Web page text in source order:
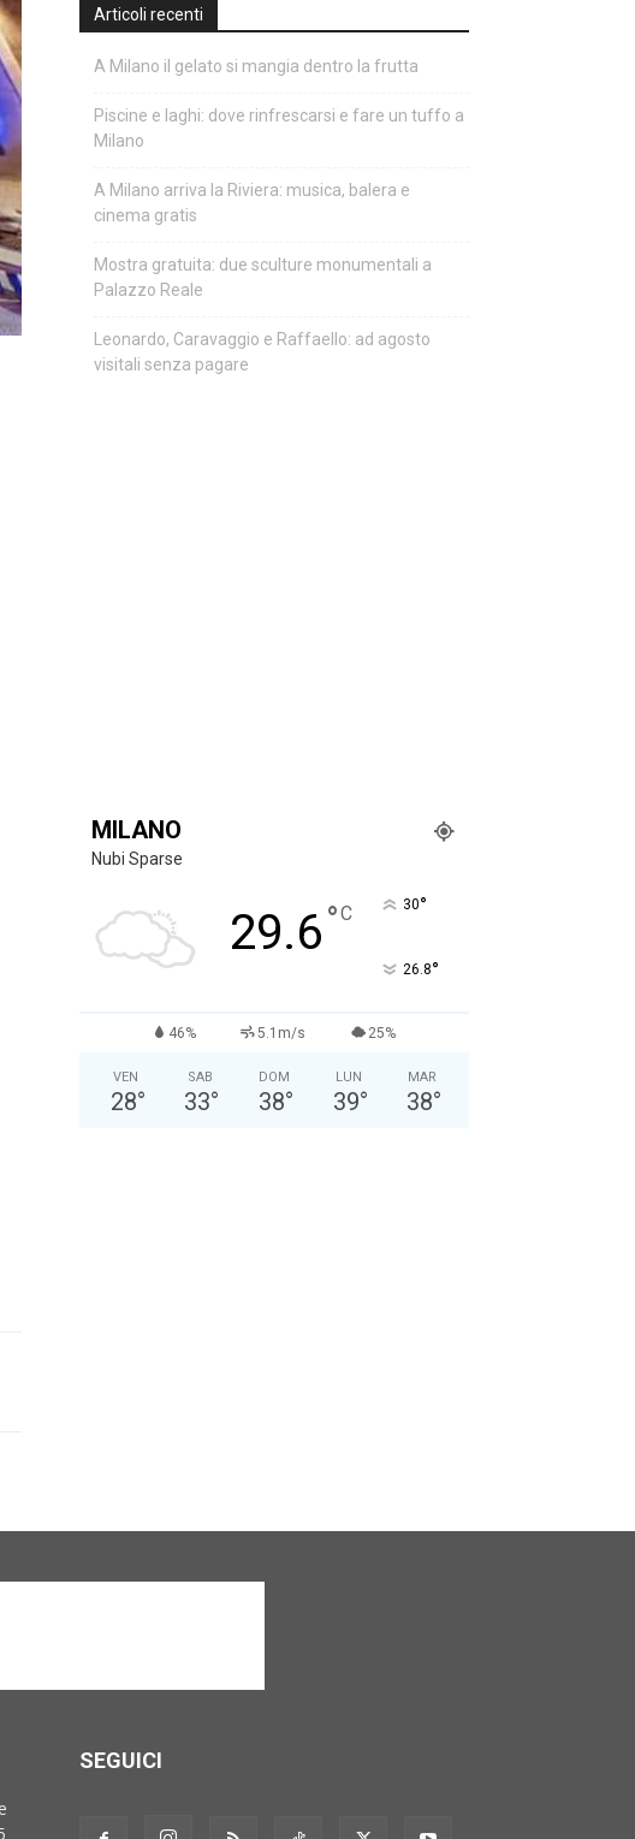
Articoli recenti
A Milano il gelato si mangia dentro la frutta
Piscine e laghi: dove rinfrescarsi e fare un tuffo a
Milano
A Milano arriva la Riviera: musica, balera e
cinema gratis
Mostra gratuita: due sculture monumentali a
Palazzo Reale
Leonardo, Caravaggio e Raffaello: ad agosto
visitali senza pagare
MILANO
Nubi Sparse
29.6°C 30°
26.8°
46% 5.1m/s 25%
VEN
28°
SAB
33°
DOM
38°
LUN
39°
MAR
38°
SEGUICI